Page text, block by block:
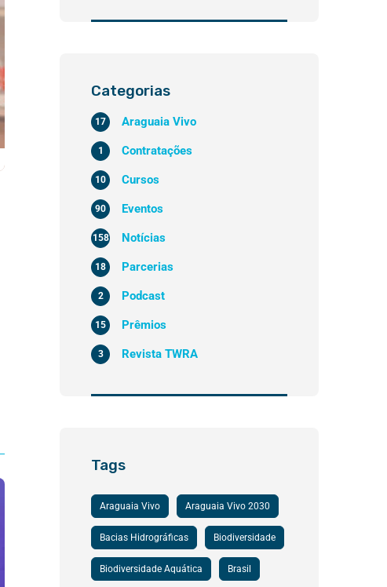
Categorias
Araguaia Vivo
17
Contratações
1
Cursos
10
Eventos
90
Notícias
158
Parcerias
18
Podcast
2
Prêmios
15
Revista TWRA
3
Tags
Araguaia Vivo Araguaia Vivo 2030
Bacias Hidrográficas Biodiversidade
Biodiversidade Aquática Brasil